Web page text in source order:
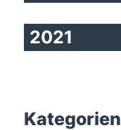
2021
Kategorien